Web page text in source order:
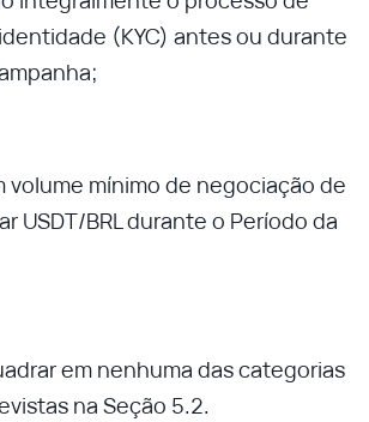
(KYC) antes ou durante
volume mínimo de negociação de
USDT/BRL durante o Período da
em nenhuma das categorias
na Seção 5.2.